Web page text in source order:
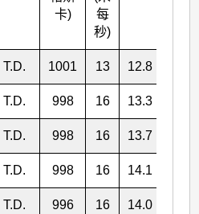
卡)
每
秒)
T.D. 1001 13 12.8
T.D. 998 16 13.3
T.D. 998 16 13.7
T.D. 998 16 14.1
T.D. 996 16 14.0